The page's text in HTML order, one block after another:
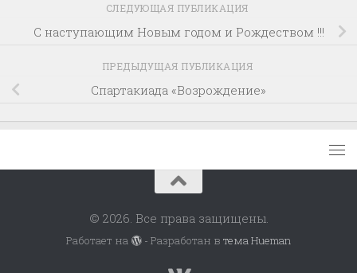
СЛЕДУЮЩАЯ ПУБЛИКАЦИЯ
С наступающим Новым годом и Рождеством !!!
ПРЕДЫДУЩАЯ ПУБЛИКАЦИЯ
Спартакиада «Возрождение»
© 2026. Все права защищены.
Работает на - Разработан в тема Hueman